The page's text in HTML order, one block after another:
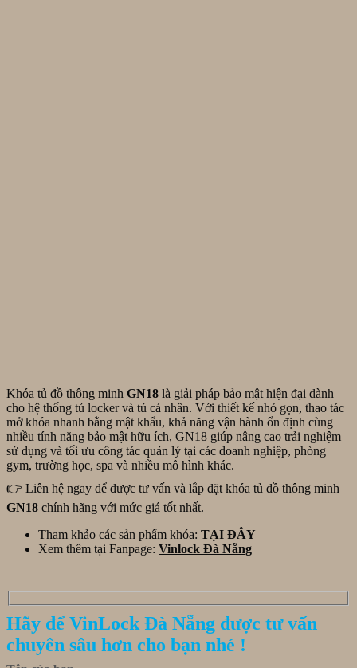
Khóa tủ đồ thông minh GN18 là giải pháp bảo mật hiện đại dành
cho hệ thống tủ locker và tủ cá nhân. Với thiết kế nhỏ gọn, thao tác
mở khóa nhanh bằng mật khẩu, khả năng vận hành ổn định cùng
nhiều tính năng bảo mật hữu ích, GN18 giúp nâng cao trải nghiệm
sử dụng và tối ưu công tác quản lý tại các doanh nghiệp, phòng
gym, trường học, spa và nhiều mô hình khác.
👉 Liên hệ ngay để được tư vấn và lắp đặt khóa tủ đồ thông minh
GN18 chính hãng với mức giá tốt nhất.
Tham khảo các sản phẩm khóa: TẠI ĐÂY
Xem thêm tại Fanpage: Vinlock Đà Nẵng
Hãy để VinLock Đà Nẵng được tư vấn
chuyên sâu hơn cho bạn nhé !